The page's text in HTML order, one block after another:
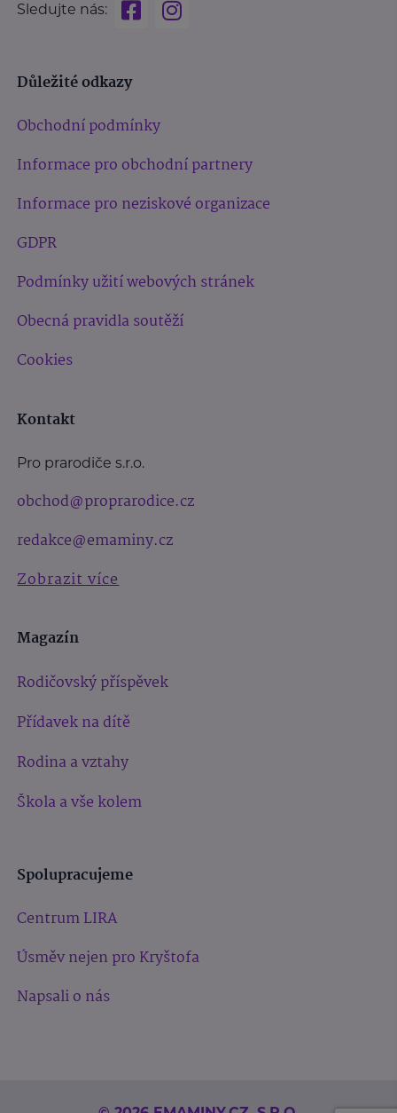
Sledujte nás:
Důležité odkazy
Obchodní podmínky
Informace pro obchodní partnery
Informace pro neziskové organizace
GDPR
Podmínky užití webových stránek
Obecná pravidla soutěží
Cookies
Kontakt
Pro prarodiče s.r.o.
obchod@proprarodice.cz
redakce@emaminy.cz
Zobrazit více
Magazín
Rodičovský příspěvek
Přídavek na dítě
Rodina a vztahy
Škola a vše kolem
Spolupracujeme
Centrum LIRA
Úsměv nejen pro Kryštofa
Napsali o nás